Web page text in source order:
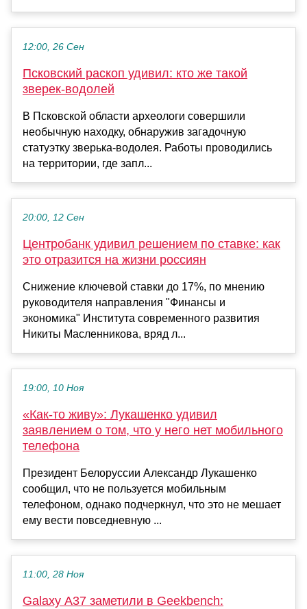
12:00, 26 Сен
Псковский раскоп удивил: кто же такой
зверек-водолей
В Псковской области археологи совершили
необычную находку, обнаружив загадочную
статуэтку зверька-водолея. Работы проводились
на территории, где запл...
20:00, 12 Сен
Центробанк удивил решением по ставке: как
это отразится на жизни россиян
Снижение ключевой ставки до 17%, по мнению
руководителя направления "Финансы и
экономика" Института современного развития
Никиты Масленникова, вряд л...
19:00, 10 Ноя
«Как-то живу»: Лукашенко удивил
заявлением о том, что у него нет мобильного
телефона
Президент Белоруссии Александр Лукашенко
сообщил, что не пользуется мобильным
телефоном, однако подчеркнул, что это не мешает
ему вести повседневную ...
11:00, 28 Ноя
Galaxy A37 заметили в Geekbench: